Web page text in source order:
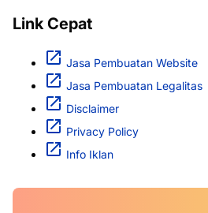
Link Cepat
Jasa Pembuatan Website
Jasa Pembuatan Legalitas
Disclaimer
Privacy Policy
Info Iklan